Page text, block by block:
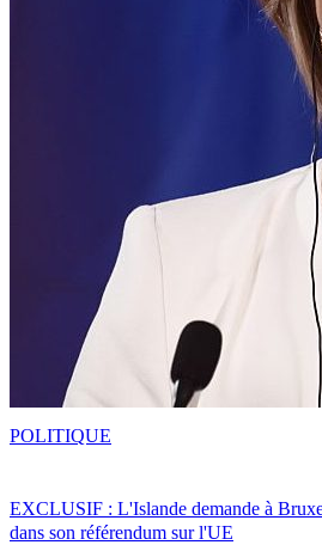
EXCLUSIF : L'Islande demande à
dans son référendum sur l'UE
POLITIQUE